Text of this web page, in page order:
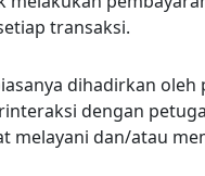
transaksi.
dihadirkan oleh
dengan
melayani dan/atau